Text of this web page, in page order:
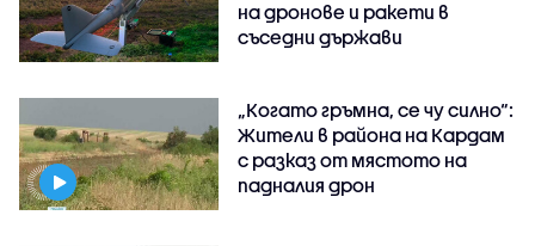
на дронове и ракети в
съседни държави
„Когато гръмна, се чу силно“:
Жители в района на Кардам
с разказ от мястото на
падналия дрон